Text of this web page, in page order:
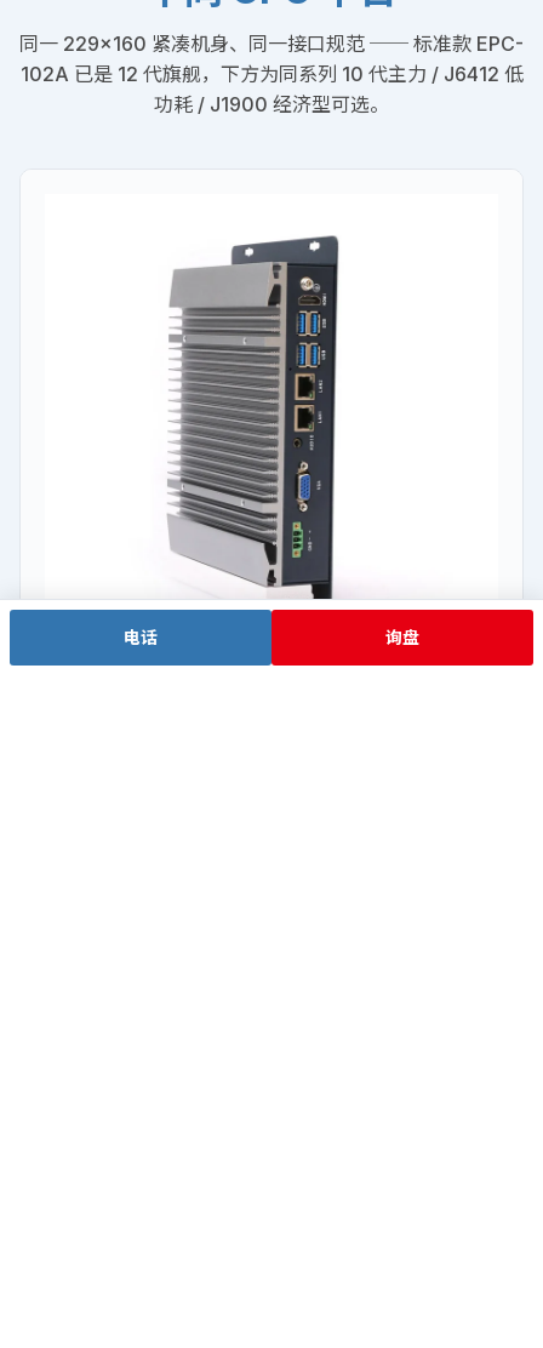
同一 229×160 紧凑机身、同一接口规范 ── 标准款 EPC-
102A 已是 12 代旗舰，下方为同系列 10 代主力 / J6412 低
功耗 / J1900 经济型可选。
电话 询盘